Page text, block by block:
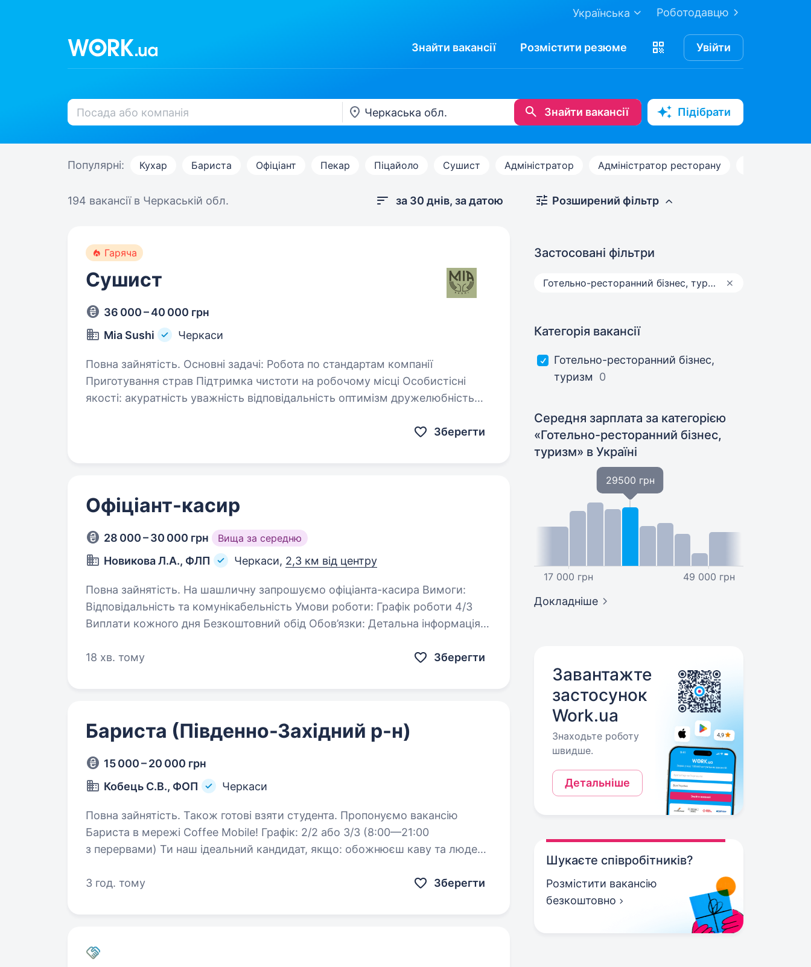
Роботодавцю
Українська
Знайти вакансії Розмістити резюме Увійти
Знайти вакансії Підібрати
Популярні: Кухар Бариста Офіціант Пекар Піцайоло Сушист Адміністратор Адміністратор ресторану
194 вакансії в Черкаській обл. за 30 днів, за датою
Гаряча
Сушист
36 000 – 40 000 грн
Mia Sushi
Черкаси
Повна зайнятість. Основні задачі: Робота по стандартам компанії
Приготування страв Підтримка чистоти на робочому місці Особистісні
якості: акуратність уважність відповідальність оптимізм дружелюбність
Зберегти
Офіціант-касир
28 000 – 30 000 грн Вища за середню
Новикова Л.А., ФЛП Черкаси, 2,3 км від центру
Повна зайнятість. На шашличну запрошуємо офіціанта-касира Вимоги:
Відповідальність та комунікабельність Умови роботи: Графік роботи 4/3
Виплати кожного дня Безкоштовний обід Обов’язки: Детальна інформація
18 хв. тому
Зберегти
Бариста (Південно-Західний р-н)
15 000 – 20 000 грн
Кобець С.В., ФОП
Черкаси
Повна зайнятість. Також готові взяти студента. Пропонуємо вакансію
Бариста в мережі Coffee Mobile! Графік: 2/2 або 3/3 (8:00—21:00
з перервами) Ти наш ідеальний кандидат, якщо: обожнюєш каву та людей;
3 год. тому
Зберегти
Розширений фільтр
Застосовані фільтри
Готельно-ресторанний бізнес, туризм
Категорія вакансії
Готельно-ресторанний бізнес,
туризм
0
Середня зарплата за категорією
«Готельно-ресторанний бізнес,
туризм» в Україні
17 000 грн
29500 грн
49 000 грн
Докладніше
Завантажте
застосунок
Work.ua
Знаходьте роботу
швидше.
Детальніше
Шукаєте співробітників?
Розмістити вакансію
безкоштовно